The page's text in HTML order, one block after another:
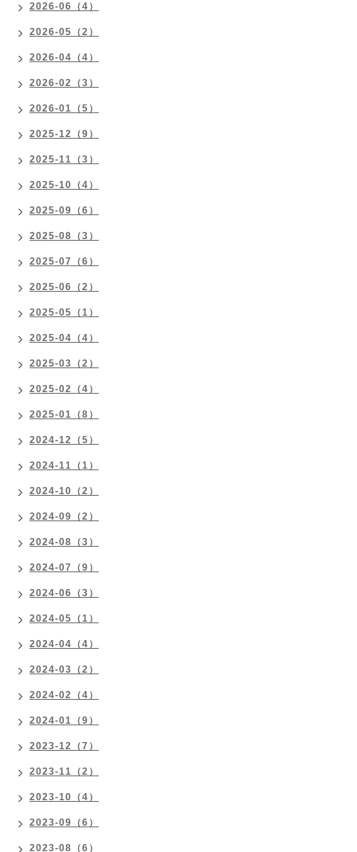
2026-06（4）
2026-05（2）
2026-04（4）
2026-02（3）
2026-01（5）
2025-12（9）
2025-11（3）
2025-10（4）
2025-09（6）
2025-08（3）
2025-07（6）
2025-06（2）
2025-05（1）
2025-04（4）
2025-03（2）
2025-02（4）
2025-01（8）
2024-12（5）
2024-11（1）
2024-10（2）
2024-09（2）
2024-08（3）
2024-07（9）
2024-06（3）
2024-05（1）
2024-04（4）
2024-03（2）
2024-02（4）
2024-01（9）
2023-12（7）
2023-11（2）
2023-10（4）
2023-09（6）
2023-08（6）